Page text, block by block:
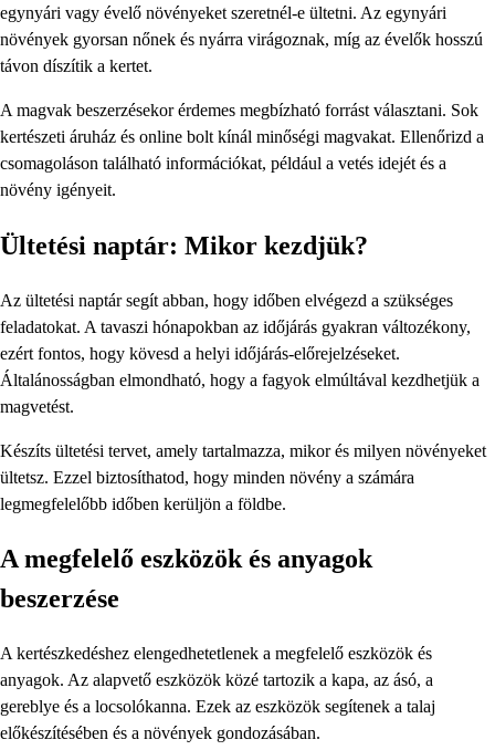
egynyári vagy évelő növényeket szeretnél-e ültetni. Az egynyári
növények gyorsan nőnek és nyárra virágoznak, míg az évelők hosszú
távon díszítik a kertet.
A magvak beszerzésekor érdemes megbízható forrást választani. Sok
kertészeti áruház és online bolt kínál minőségi magvakat. Ellenőrizd a
csomagoláson található információkat, például a vetés idejét és a
növény igényeit.
Ültetési naptár: Mikor kezdjük?
Az ültetési naptár segít abban, hogy időben elvégezd a szükséges
feladatokat. A tavaszi hónapokban az időjárás gyakran változékony,
ezért fontos, hogy kövesd a helyi időjárás-előrejelzéseket.
Általánosságban elmondható, hogy a fagyok elmúltával kezdhetjük a
magvetést.
Készíts ültetési tervet, amely tartalmazza, mikor és milyen növényeket
ültetsz. Ezzel biztosíthatod, hogy minden növény a számára
legmegfelelőbb időben kerüljön a földbe.
A megfelelő eszközök és anyagok
beszerzése
A kertészkedéshez elengedhetetlenek a megfelelő eszközök és
anyagok. Az alapvető eszközök közé tartozik a kapa, az ásó, a
gereblye és a locsolókanna. Ezek az eszközök segítenek a talaj
előkészítésében és a növények gondozásában.